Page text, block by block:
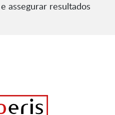
assegurar resultados